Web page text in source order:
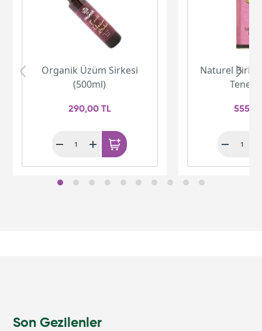
Organik Üzüm Sirkesi
(500ml)
290,00 TL
Naturel
Son Gezilenler